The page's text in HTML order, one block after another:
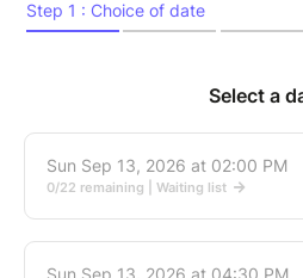
ouvert à proximité du café
- 14h : sans repas
- 16h30 : avec repas à la
En collaboration avec l'Atlas,